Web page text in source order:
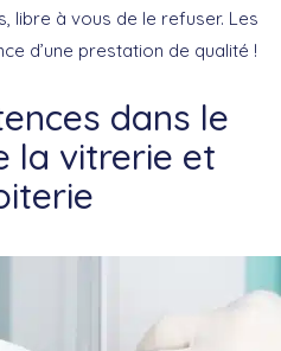
libre à vous de le refuser. Les
d’une prestation de qualité !
dans le
la vitrerie et